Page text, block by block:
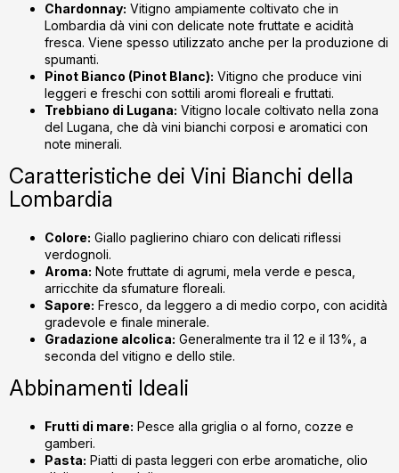
Chardonnay: Vitigno ampiamente coltivato che in
Lombardia dà vini con delicate note fruttate e acidità
fresca. Viene spesso utilizzato anche per la produzione di
spumanti.
Pinot Bianco (Pinot Blanc): Vitigno che produce vini
leggeri e freschi con sottili aromi floreali e fruttati.
Trebbiano di Lugana: Vitigno locale coltivato nella zona
del Lugana, che dà vini bianchi corposi e aromatici con
note minerali.
Caratteristiche dei Vini Bianchi della
Lombardia
Colore: Giallo paglierino chiaro con delicati riflessi
verdognoli.
Aroma: Note fruttate di agrumi, mela verde e pesca,
arricchite da sfumature floreali.
Sapore: Fresco, da leggero a di medio corpo, con acidità
gradevole e finale minerale.
Gradazione alcolica: Generalmente tra il 12 e il 13%, a
seconda del vitigno e dello stile.
Abbinamenti Ideali
Frutti di mare: Pesce alla griglia o al forno, cozze e
gamberi.
Pasta: Piatti di pasta leggeri con erbe aromatiche, olio